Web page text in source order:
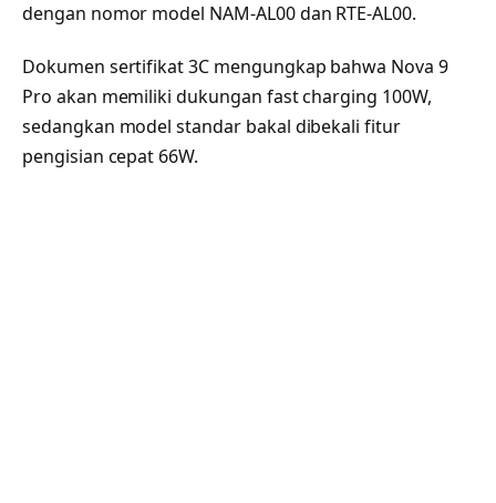
dengan nomor model NAM-AL00 dan RTE-AL00.
Dokumen sertifikat 3C mengungkap bahwa Nova 9
Pro akan memiliki dukungan fast charging 100W,
sedangkan model standar bakal dibekali fitur
pengisian cepat 66W.